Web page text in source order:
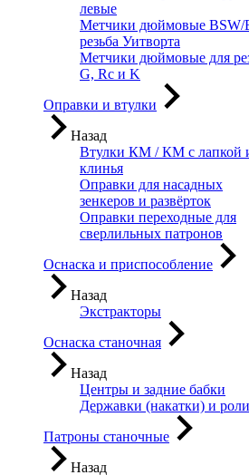
левые
Метчики дюймовые BSW/
резьба Уитворта
Метчики дюймовые для
G, Rc и K
Оправки и втулки
Назад
Втулки КМ / КМ с лапкой
клинья
Оправки для насадных
зенкеров и развёрток
Оправки переходные для
сверлильных патронов
Оснаска и приспособление
Назад
Экстракторы
Оснаска станочная
Назад
Центры и задние бабки
Державки (накатки) и
Патроны станочные
Назад